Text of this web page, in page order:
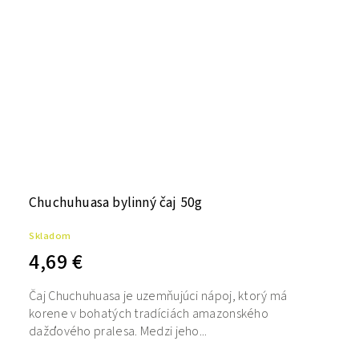
Chuchuhuasa bylinný čaj 50g
Skladom
4,69 €
Čaj Chuchuhuasa je uzemňujúci nápoj, ktorý má
korene v bohatých tradíciách amazonského
dažďového pralesa. Medzi jeho...